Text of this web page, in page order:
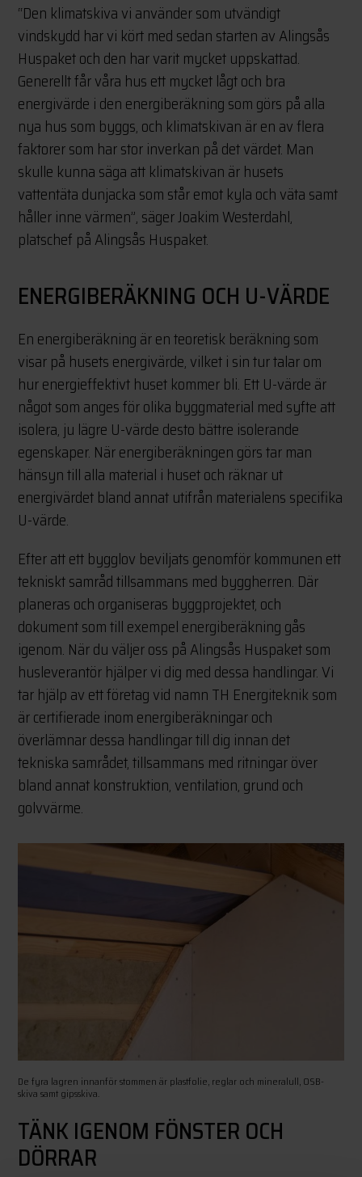
“Den klimatskiva vi använder som utvändigt
vindskydd har vi kört med sedan starten av Alingsås
Huspaket och den har varit mycket uppskattad.
Generellt får våra hus ett mycket lågt och bra
energivärde i den energiberäkning som görs på alla
nya hus som byggs, och klimatskivan är en av flera
faktorer som har stor inverkan på det värdet. Man
skulle kunna säga att klimatskivan är husets
vattentäta dunjacka som står emot kyla och väta samt
håller inne värmen”, säger Joakim Westerdahl,
platschef på Alingsås Huspaket.
ENERGIBERÄKNING OCH U-VÄRDE
En energiberäkning är en teoretisk beräkning som
visar på husets energivärde, vilket i sin tur talar om
hur energieffektivt huset kommer bli. Ett U-värde är
något som anges för olika byggmaterial med syfte att
isolera, ju lägre U-värde desto bättre isolerande
egenskaper. När energiberäkningen görs tar man
hänsyn till alla material i huset och räknar ut
energivärdet bland annat utifrån materialens specifika
U-värde.
Efter att ett bygglov beviljats genomför kommunen ett
tekniskt samråd tillsammans med byggherren. Där
planeras och organiseras byggprojektet, och
dokument som till exempel energiberäkning gås
igenom. När du väljer oss på Alingsås Huspaket som
husleverantör hjälper vi dig med dessa handlingar. Vi
tar hjälp av ett företag vid namn TH Energiteknik som
är certifierade inom energiberäkningar och
överlämnar dessa handlingar till dig innan det
tekniska samrådet, tillsammans med ritningar över
bland annat konstruktion, ventilation, grund och
golvvärme.
De fyra lagren innanför stommen är plastfolie, reglar och mineralull, OSB-
skiva samt gipsskiva.
TÄNK IGENOM FÖNSTER OCH
DÖRRAR